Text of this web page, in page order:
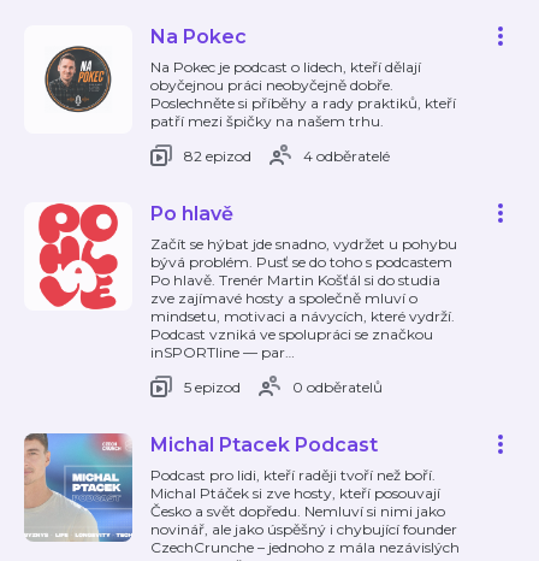
Na Pokec
Na Pokec je podcast o lidech, kteří dělají
obyčejnou práci neobyčejně dobře.
Poslechněte si příběhy a rady praktiků, kteří
patří mezi špičky na našem trhu.
82 epizod
4 odběratelé
Po hlavě
Začít se hýbat jde snadno, vydržet u pohybu
bývá problém. Pusť se do toho s podcastem
Po hlavě. Trenér Martin Košťál si do studia
zve zajímavé hosty a společně mluví o
mindsetu, motivaci a návycích, které vydrží.
Podcast vzniká ve spolupráci se značkou
inSPORTline — par…
5 epizod
0 odběratelů
Michal Ptacek Podcast
Podcast pro lidi, kteří raději tvoří než boří.
Michal Ptáček si zve hosty, kteří posouvají
Česko a svět dopředu. Nemluví si nimi jako
novinář, ale jako úspěšný i chybující founder
CzechCrunche – jednoho z mála nezávislých